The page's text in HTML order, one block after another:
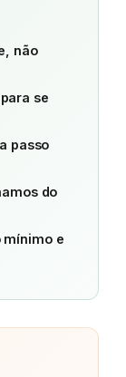
não
se
passo
do
mínimo e